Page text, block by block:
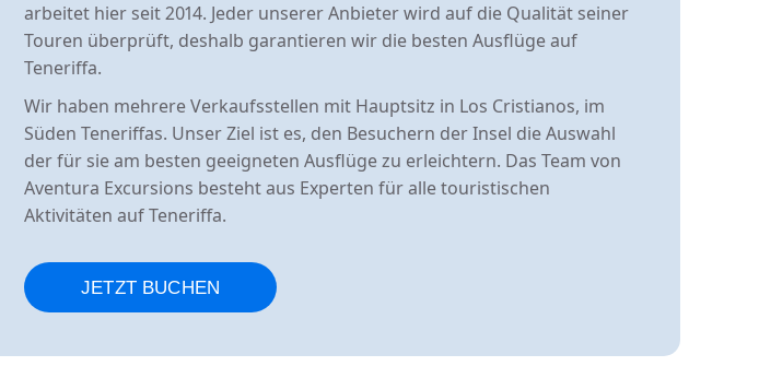
arbeitet hier seit 2014. Jeder unserer Anbieter wird auf die Qualität seiner
Touren überprüft, deshalb garantieren wir die besten Ausflüge auf
Teneriffa.
Wir haben mehrere Verkaufsstellen mit Hauptsitz in Los Cristianos, im
Süden Teneriffas. Unser Ziel ist es, den Besuchern der Insel die Auswahl
der für sie am besten geeigneten Ausflüge zu erleichtern. Das Team von
Aventura Excursions besteht aus Experten für alle touristischen
Aktivitäten auf Teneriffa.
JETZT BUCHEN